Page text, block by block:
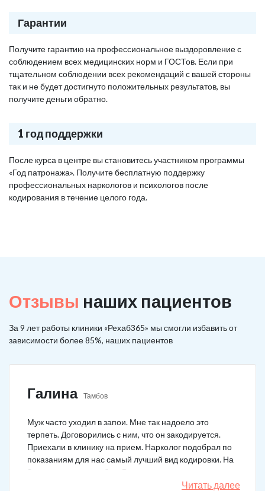
Гарантии
Получите гарантию на профессиональное выздоровление с
соблюдением всех медицинских норм и ГОСТов. Если при
тщательном соблюдении всех рекомендаций с вашей стороны
так и не будет достигнуто положительных результатов, вы
получите деньги обратно.
1 год поддержки
После курса в центре вы становитесь участником программы
«Год патронажа». Получите бесплатную поддержку
профессиональных наркологов и психологов после
кодирования в течение целого года.
Отзывы наших пациентов
За 9 лет работы клиники «Рехаб365» мы смогли избавить от
зависимости более 85%, наших пациентов
Галина Тамбов
Муж часто уходил в запои. Мне так надоело это
терпеть. Договорились с ним, что он закодируется.
Приехали в клинику на прием. Нарколог подобрал по
показаниям для нас самый лучший вид кодировки. На
3 года поставили рубеж. Вот уже как два года мужа к
Читать далее